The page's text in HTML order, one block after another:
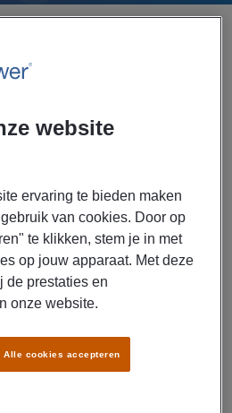
aanbod in kaart met
beweging. Continue veranderen of
of jouw medewerkers voldoende
arbeidsmarkt. Daarnaast
voor het invullen van
stappen heb je een goed beeld van
hoe je jouw aantrekkingskracht als
website
ervaring te bieden maken
van cookies. Door op
te klikken, stem je in met
op jouw apparaat. Met deze
de prestaties en
onze website.
Alle cookies accepteren